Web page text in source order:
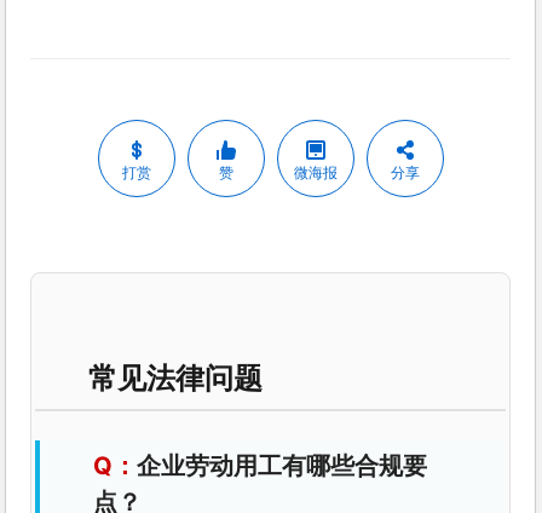
打赏 赞 微海报 分享
常见法律问题
企业劳动用工有哪些合规要
点？